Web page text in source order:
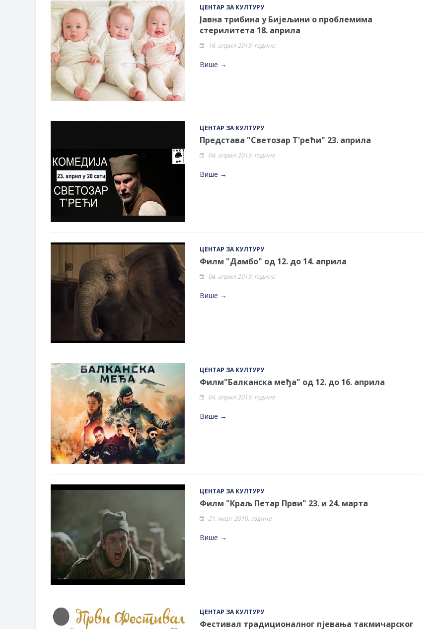
ЦЕНТАР ЗА КУЛТУРУ
Јавна трибина у Бијељини о проблемима
стерилитета 18. априла
16. април 2019. године
Више →
ЦЕНТАР ЗА КУЛТУРУ
Представа "Светозар Т'рећи" 23. априла
04. април 2019. године
Више →
ЦЕНТАР ЗА КУЛТУРУ
Филм "Дамбо" од 12. до 14. априла
04. април 2019. године
Више →
ЦЕНТАР ЗА КУЛТУРУ
Филм"Балканска међа" од 12. до 16. априла
04. април 2019. године
Више →
ЦЕНТАР ЗА КУЛТУРУ
Филм "Краљ Петар Први" 23. и 24. марта
21. март 2019. године
Више →
ЦЕНТАР ЗА КУЛТУРУ
Фестивал традиционалног пјевања такмичарског